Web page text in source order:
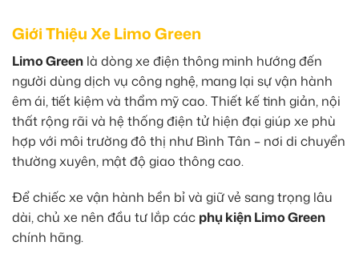
Giới Thiệu Xe Limo Green
Limo Green là dòng xe điện thông minh hướng đến
người dùng dịch vụ công nghệ, mang lại sự vận hành
êm ái, tiết kiệm và thẩm mỹ cao. Thiết kế tinh giản, nội
thất rộng rãi và hệ thống điện tử hiện đại giúp xe phù
hợp với môi trường đô thị như Bình Tân – nơi di chuyển
thường xuyên, mật độ giao thông cao.
Để chiếc xe vận hành bền bỉ và giữ vẻ sang trọng lâu
dài, chủ xe nên đầu tư lắp các phụ kiện Limo Green
chính hãng.